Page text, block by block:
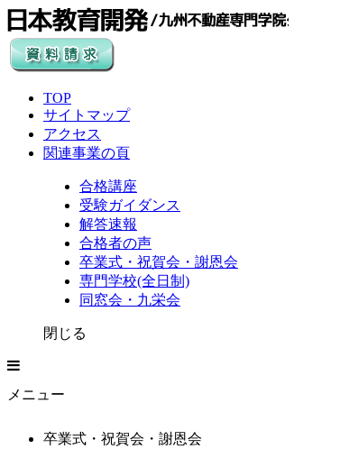
TOP
サイトマップ
アクセス
関連事業の頁
合格講座
受験ガイダンス
解答速報
合格者の声
卒業式・祝賀会・謝恩会
専門学校(全日制)
同窓会・九栄会
閉じる
メニュー
卒業式・祝賀会・謝恩会